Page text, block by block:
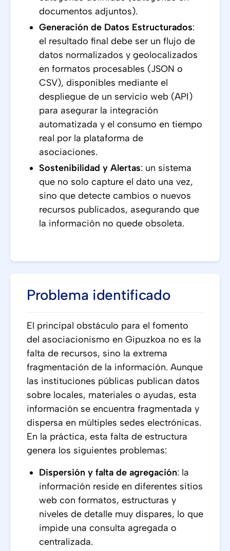
documentos adjuntos).
Generación de Datos Estructurados:
el resultado final debe ser un flujo de
datos normalizados y geolocalizados
en formatos procesables (JSON o
CSV), disponibles mediante el
despliegue de un servicio web (API)
para asegurar la integración
automatizada y el consumo en tiempo
real por la plataforma de
asociaciones.
Sostenibilidad y Alertas: un sistema
que no solo capture el dato una vez,
sino que detecte cambios o nuevos
recursos publicados, asegurando que
la información no quede obsoleta.
Problema identificado
El principal obstáculo para el fomento
del asociacionismo en Gipuzkoa no es la
falta de recursos, sino la extrema
fragmentación de la información. Aunque
las instituciones públicas publican datos
sobre locales, materiales o ayudas, esta
información se encuentra fragmentada y
dispersa en múltiples sedes electrónicas.
En la práctica, esta falta de estructura
genera los siguientes problemas:
Dispersión y falta de agregación: la
información reside en diferentes sitios
web con formatos, estructuras y
niveles de detalle muy dispares, lo que
impide una consulta agregada o
centralizada.